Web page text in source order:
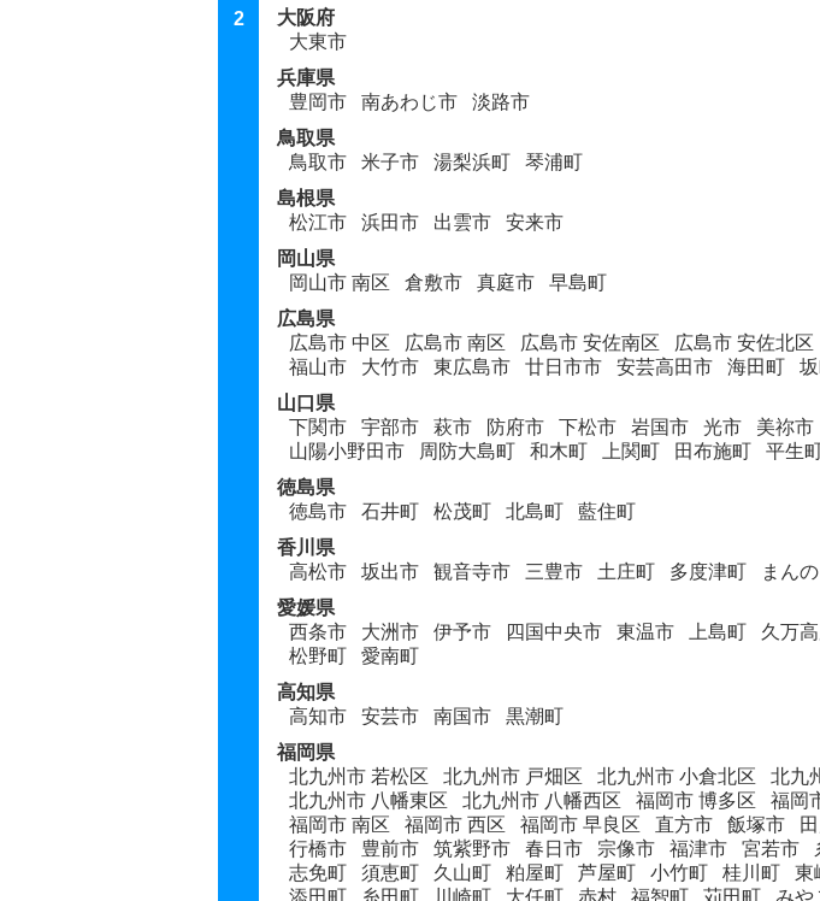
2
大阪府
大東市
兵庫県
豊岡市
南あわじ市
淡路市
鳥取県
鳥取市
米子市 湯梨浜町
琴浦町
島根県
松江市
浜田市 出雲市
安来市
岡山県
岡山市 南区
倉敷市 真庭市
早島町
広島県
広島市 中区
広島市 南区 広島市 安佐南区 広島市 安佐北区
福山市
大竹市 東広島市 廿日市市 安芸高田市 海田町
山口県
下関市
宇部市 萩市 防府市 下松市 岩国市 光市 美祢市
山陽小野田市
周防大島町 和木町 上関町 田布施町
平生
徳島県
徳島市
石井町 松茂町 北島町
藍住町
香川県
高松市
坂出市 観音寺市 三豊市 土庄町 多度津町
まん
愛媛県
西条市
大洲市 伊予市 四国中央市 東温市 上島町 久万
松野町
愛南町
高知県
高知市
安芸市 南国市
黒潮町
福岡県
北九州市 若松区
北九州市 戸畑区 北九州市 小倉北区
北九
北九州市 八幡東区
北九州市 八幡西区 福岡市 博多区
福岡
福岡市 南区
福岡市 西区 福岡市 早良区 直方市 飯塚市
行橋市
豊前市 筑紫野市 春日市 宗像市 福津市 宮若市
志免町
須恵町 久山町 粕屋町 芦屋町 小竹町 桂川町 東
添田町
糸田町 川崎町 大任町 赤村 福智町 苅田町 みや